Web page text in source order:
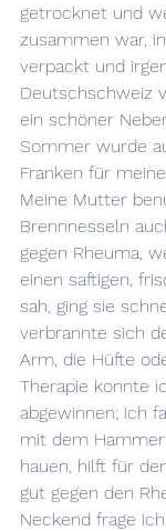
getrocknet und
zusammen war,
verpackt und
Deutschschweiz
ein schöner
Sommer wurde
Franken für
Meine Mutter
Brennnesseln
gegen Rheuma,
einen saftigen,
sah, ging sie
verbrannte sich
Arm, die Hüfte
Therapie konnte
abgewinnen; ich
mit dem
hauen, hilft für
gut gegen den
Neckend frage